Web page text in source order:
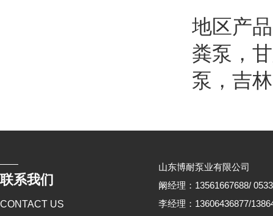
地区产
粪泵 ，
泵 ， 吉
联系我们
CONTACT US
山东博耐泵业有限公司
阚经理：13561667688/
李经理：13606436877/